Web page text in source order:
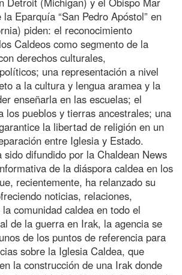
Eparquía “San Pedro Apóstol” en
piden: el reconocimiento
Caldeos como segmento de la
derechos culturales,
una representación a nivel
a la cultura y lengua aramea y la
enseñarla en las escuelas; el
los pueblos y tierras ancestrales; una
la libertad de religión en un
entre Iglesia y Estado.
sido difundido por la Chaldean News
de la diáspora caldea en los
recientemente, ha relanzado su
noticias, relaciones,
comunidad caldea en todo el
de la guerra en Irak, la agencia se
de los puntos de referencia para
sobre la Iglesia Caldea, que
la construcción de una Irak donde